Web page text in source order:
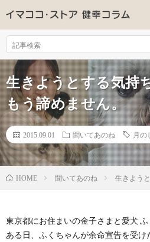
生きようとする気持
もう諦めません。
2015.09.01 聞いてあのね 月の
HOME 聞いてあのね 生きよう
東京都にお住まいの金子さまと愛犬 ふ
ある日、ふくちゃんが余命宣告を受